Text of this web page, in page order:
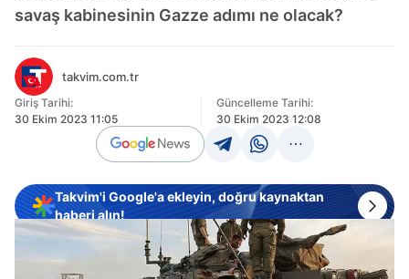
savaş kabinesinin Gazze adımı ne olacak?
takvim.com.tr
Giriş Tarihi:
30 Ekim 2023 11:05
Güncelleme Tarihi:
30 Ekim 2023 12:08
Takvim'i Google'a ekleyin, doğru kaynaktan
haberi alın!